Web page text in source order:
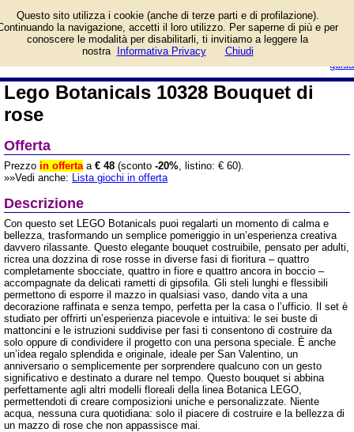
guida
Botanicals 10328 Bouquet
di rose e prezzo di
vendita. Prodotto da Costruzioni
Lego Botanicals 10328 Bouquet di
rose
Offerta
Prezzo in offertaa € 48 (sconto -20%, listino: € 60).
»»Vedi anche: Lista giochi in offerta
Descrizione
Con questo set LEGO Botanicals puoi regalarti un momento di calma e
bellezza, trasformando un semplice pomeriggio in un’esperienza creativa
davvero rilassante. Questo elegante bouquet costruibile, pensato per adulti,
ricrea una dozzina di rose rosse in diverse fasi di fioritura – quattro
completamente sbocciate, quattro in fiore e quattro ancora in boccio –
accompagnate da delicati rametti di gipsofila. Gli steli lunghi e flessibili
permettono di esporre il mazzo in qualsiasi vaso, dando vita a una
decorazione raffinata e senza tempo, perfetta per la casa o l’ufficio. Il set è
studiato per offrirti un’esperienza piacevole e intuitiva: le sei buste di
mattoncini e le istruzioni suddivise per fasi ti consentono di costruire da
solo oppure di condividere il progetto con una persona speciale. È anche
un’idea regalo splendida e originale, ideale per San Valentino, un
anniversario o semplicemente per sorprendere qualcuno con un gesto
significativo e destinato a durare nel tempo. Questo bouquet si abbina
perfettamente agli altri modelli floreali della linea Botanica LEGO,
permettendoti di creare composizioni uniche e personalizzate. Niente
acqua, nessuna cura quotidiana: solo il piacere di costruire e la bellezza di
un mazzo di rose che non appassisce mai.
Questo sito utilizza i cookie (anche di terze parti e di profilazione).
la navigazione, accetti il loro utilizzo. Per saperne di più e per
conoscere le modalità per disabilitarli, ti invitiamo a leggere la
nostra
Informativa Privacy Chiudi